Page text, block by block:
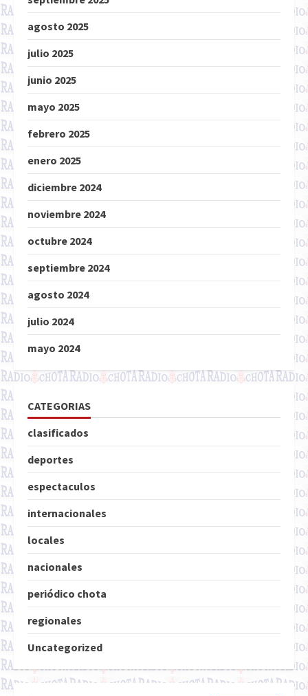
agosto 2025
julio 2025
junio 2025
mayo 2025
febrero 2025
enero 2025
diciembre 2024
noviembre 2024
octubre 2024
septiembre 2024
agosto 2024
julio 2024
mayo 2024
CATEGORIAS
clasificados
deportes
espectaculos
internacionales
locales
nacionales
periódico chota
regionales
Uncategorized